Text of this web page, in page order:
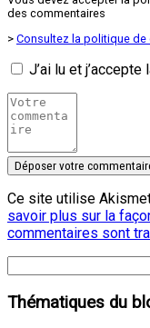
des commentaires
> Consultez la politique
J’ai lu et j’accepte
Ce site utilise
savoir plus sur la
commentaires sont
Thématiques du